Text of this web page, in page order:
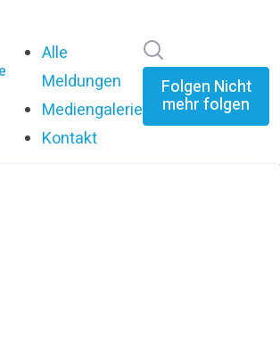
Alle
Meldungen
Mediengalerie
Kontakt
Folgen Nicht
mehr folgen